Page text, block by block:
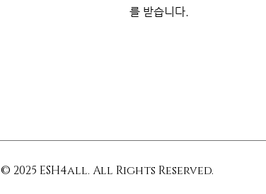
를 받습니다.
© 2025 ESH4all. All Rights Reserved.